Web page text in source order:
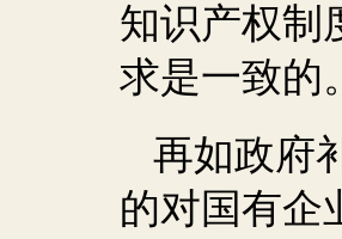
知识产权制
求是一致的。
再如政府
的对国有企